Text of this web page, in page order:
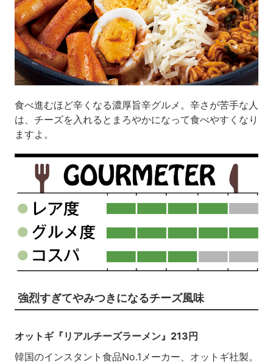
食べ進むほど辛くなる濃厚旨辛グルメ。辛さが苦手な人
は、チーズを入れるとまろやかになって食べやすくなり
ますよ。
強烈すぎてやみつきになるチーズ風味
オットギ『リアルチーズラーメン』213円
韓国のインスタント食品No.1メーカー、オットギ社製。